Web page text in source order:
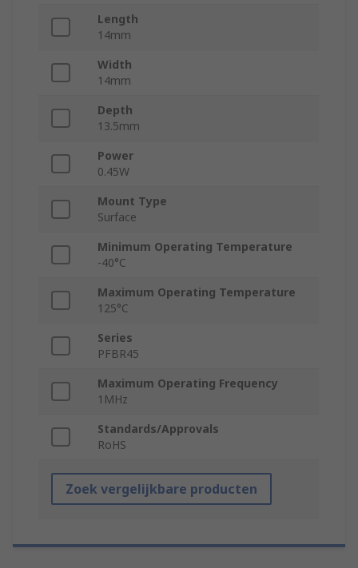
Length
14mm
Width
14mm
Depth
13.5mm
Power
0.45W
Mount Type
Surface
Minimum Operating Temperature
-40°C
Maximum Operating Temperature
125°C
Series
PFBR45
Maximum Operating Frequency
1MHz
Standards/Approvals
RoHS
Zoek vergelijkbare producten